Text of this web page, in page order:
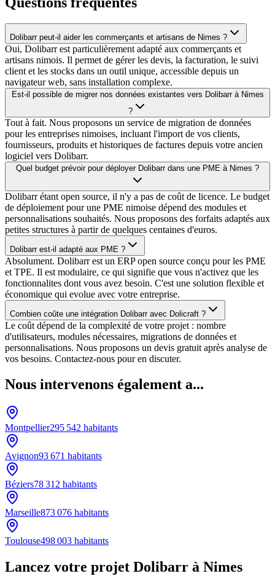
Dolibarr peut-il aider les commerçants et artisans de Nimes ?
Oui, Dolibarr est particulièrement adapté aux commerçants et
artisans nimois. Il permet de gérer les devis, la facturation, le suivi
client et les stocks dans un outil unique, accessible depuis un
navigateur web, sans installation complexe.
Est-il possible de migrer nos données existantes vers Dolibarr à Nimes
?
Tout à fait. Nous proposons un service de migration de données
pour les entreprises nimoises, incluant l'import de vos clients,
fournisseurs, produits et historiques de factures depuis votre ancien
logiciel vers Dolibarr.
Quel budget prévoir pour déployer Dolibarr dans une PME à Nimes ?
Dolibarr étant open source, il n'y a pas de coût de licence. Le budget
de déploiement pour une PME nimoise dépend des modules et
personnalisations souhaités. Nous proposons des forfaits adaptés aux
petites structures à partir de quelques centaines d'euros.
Dolibarr est-il adapté aux PME ?
Absolument. Dolibarr est un ERP open source conçu pour les PME
et TPE. Il est modulaire, ce qui signifie que vous n'activez que les
fonctionnalites dont vous avez besoin. C'est une solution flexible et
économique qui evolue avec votre entreprise.
Combien coûte une intégration Dolibarr avec Dolicraft ?
Le coût dépend de la complexité de votre projet : nombre
d'utilisateurs, modules nécessaires, migrations de données et
personnalisations. Nous proposons un devis gratuit après analyse de
vos besoins. Contactez-nous pour en discuter.
Nous intervenons également a...
Montpellier295 542 habitants
Avignon93 671 habitants
Béziers78 312 habitants
Marseille873 076 habitants
Toulouse498 003 habitants
Lancez votre projet Dolibarr à Nimes